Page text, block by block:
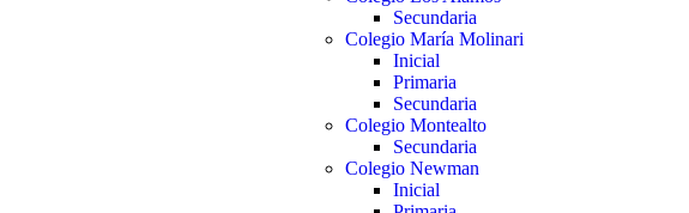
Secundaria
Colegio María Molinari
Inicial
Primaria
Secundaria
Colegio Montealto
Secundaria
Colegio Newman
Inicial